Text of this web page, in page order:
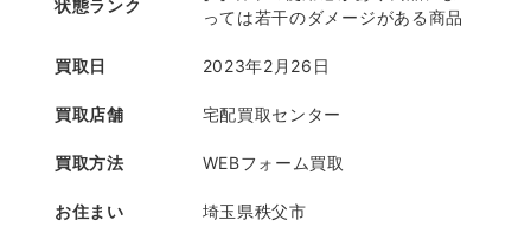
状態ランク
っては若干のダメージがある商品
買取日 2023年2月26日
買取店舗 宅配買取センター
買取方法 WEBフォーム買取
お住まい 埼玉県秩父市